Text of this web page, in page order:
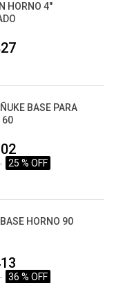
HORNO 4"
BASE PARA
60
25 % OFF
HORNO 90
36 % OFF